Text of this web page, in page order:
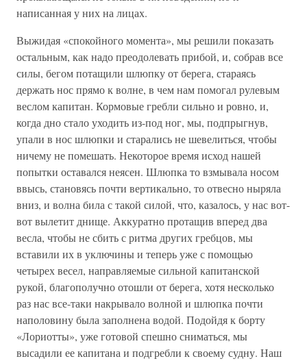
написанная у них на лицах.
Выжидая «спокойного момента», мы решили показать
остальным, как надо преодолевать прибой, и, собрав все
силы, бегом потащили шлюпку от берега, стараясь
держать нос прямо к волне, в чем нам помогал рулевым
веслом капитан. Кормовые гребли сильно и ровно, и,
когда дно стало уходить из-под ног, мы, подпрыгнув,
упали в нос шлюпки и старались не шевелиться, чтобы
ничему не помешать. Некоторое время исход нашей
попытки оставался неясен. Шлюпка то взмывала носом
ввысь, становясь почти вертикально, то отвесно ныряла
вниз, и волна била с такой силой, что, казалось, у нас вот-
вот вылетит днище. Аккуратно протащив вперед два
весла, чтобы не сбить с ритма других гребцов, мы
вставили их в уключины и теперь уже с помощью
четырех весел, направляемые сильной капитанской
рукой, благополучно отошли от берега, хотя несколько
раз нас все-таки накрывало волной и шлюпка почти
наполовину была заполнена водой. Подойдя к борту
«Лориотты», уже готовой спешно сниматься, мы
высадили ее капитана и подгребли к своему судну. Наш